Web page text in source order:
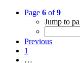
Page 6 of9
Jump to
Previous
1
…